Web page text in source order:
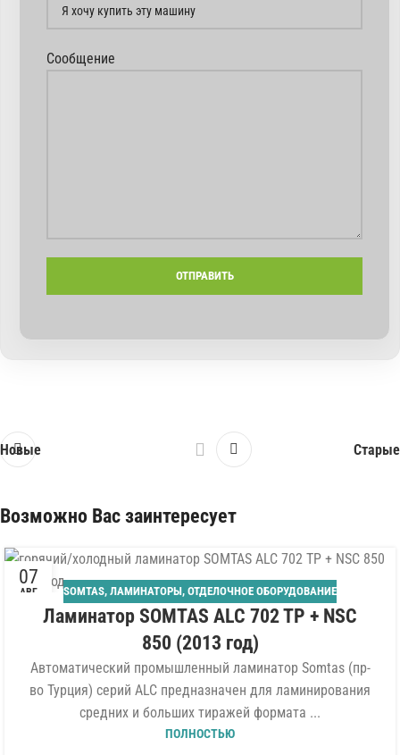
Сообщение
Новые Старые
Возможно Вас заинтересует
07
АВГ SOMTAS, ЛАМИНАТОРЫ, ОТДЕЛОЧНОЕ ОБОРУДОВАНИЕ
Ламинатор SOMTAS ALC 702 TP + NSC
850 (2013 год)
Автоматический промышленный ламинатор Somtas (пр-
во Турция) серий ALC предназначен для ламинирования
средних и больших тиражей формата ...
ПОЛНОСТЬЮ